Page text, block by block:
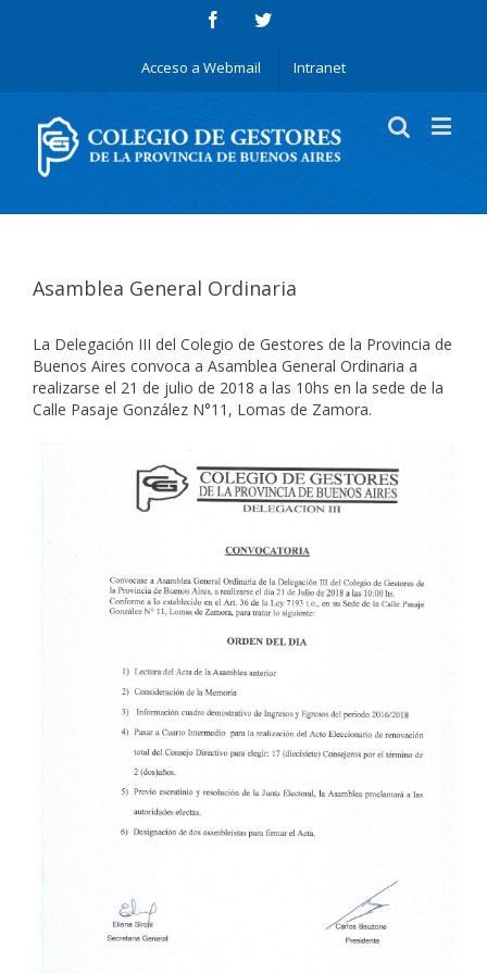
Acceso a Webmail Intranet
Asamblea General Ordinaria
La Delegación III del Colegio de Gestores de la Provincia de
Buenos Aires convoca a Asamblea General Ordinaria a
realizarse el 21 de julio de 2018 a las 10hs en la sede de la
Calle Pasaje González N°11, Lomas de Zamora.